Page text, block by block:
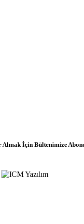
İçin Bültenimize